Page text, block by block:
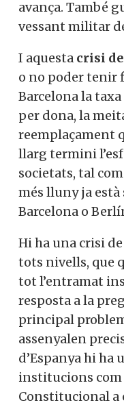
avança. També
vessant militar
I aquesta crisi de
o no poder tenir
Barcelona la
per dona, la
reemplaçament
llarg termini
societats, tal
més lluny ja
Barcelona o
Hi ha una crisi de
tots nivells, que
tot l’entramat
resposta a la
principal
assenyalen
d’Espanya hi ha
institucions
Constitucional a